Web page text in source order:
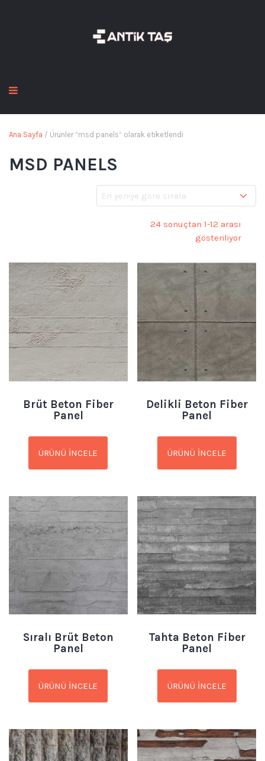
Ana Sayfa / Ürünler “msd panels” olarak etiketlendi
MSD PANELS
24 sonuçtan 1-12 arası
gösteriliyor
Brüt Beton Fiber
Panel
ÜRÜNÜ İNCELE
Delikli Beton Fiber
Panel
ÜRÜNÜ İNCELE
Sıralı Brüt Beton
Panel
ÜRÜNÜ İNCELE
Tahta Beton Fiber
Panel
ÜRÜNÜ İNCELE